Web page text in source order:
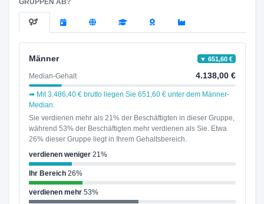
GRUPPEN AB?
Männer ▼ 651,60 €
Median-Gehalt 4.138,00 €
➡ Mit 3.486,40 € brutto liegen Sie 651,60 € unter dem Männer-
Median.
Sie verdienen mehr als 21% der Beschäftigten in dieser Gruppe,
während 53% der Beschäftigten mehr verdienen als Sie. Etwa
26% dieser Gruppe liegt in Ihrem Gehaltsbereich.
verdienen weniger21%
Ihr Bereich26%
verdienen mehr53%